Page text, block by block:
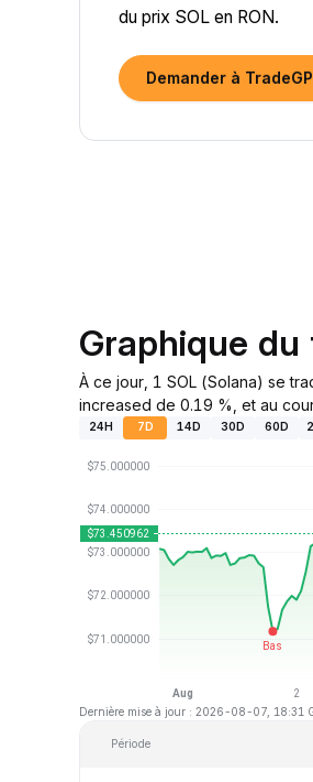
du prix SOL en RON.
Demander à
Graphique du
À ce jour, 1 SOL (Solana) se
increased de 0.19 %, et au
24H 7D 14D 30D 60D
Dernière mise à jour : 2026-08-07, 18:31
Période